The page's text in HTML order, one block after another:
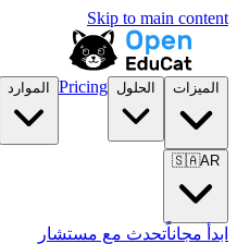
Skip to main content
الميزات الحلول Pricing الموارد
🇸🇦AR
ابدأ مجاناًتحدث مع مستشار